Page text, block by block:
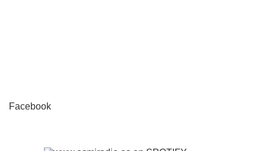
Facebook